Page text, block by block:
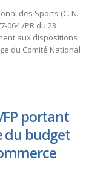
des Sports (C. N.
064 /PR du 23
aux dispositions
du Comité National
FP portant
du budget